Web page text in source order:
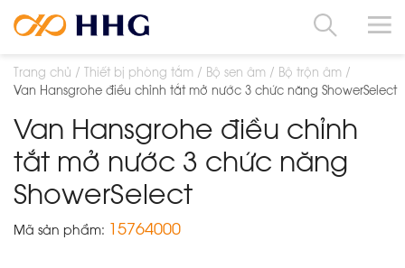
Trang chủ Thiết bị phòng tắm Bộ sen âm
Bộ trộn âm
Van Hansgrohe điều chỉnh tắt mở nước 3 chức năng ShowerSelect
Van Hansgrohe điều chỉnh
tắt mở nước 3 chức năng
ShowerSelect
Mã sản phẩm: 15764000